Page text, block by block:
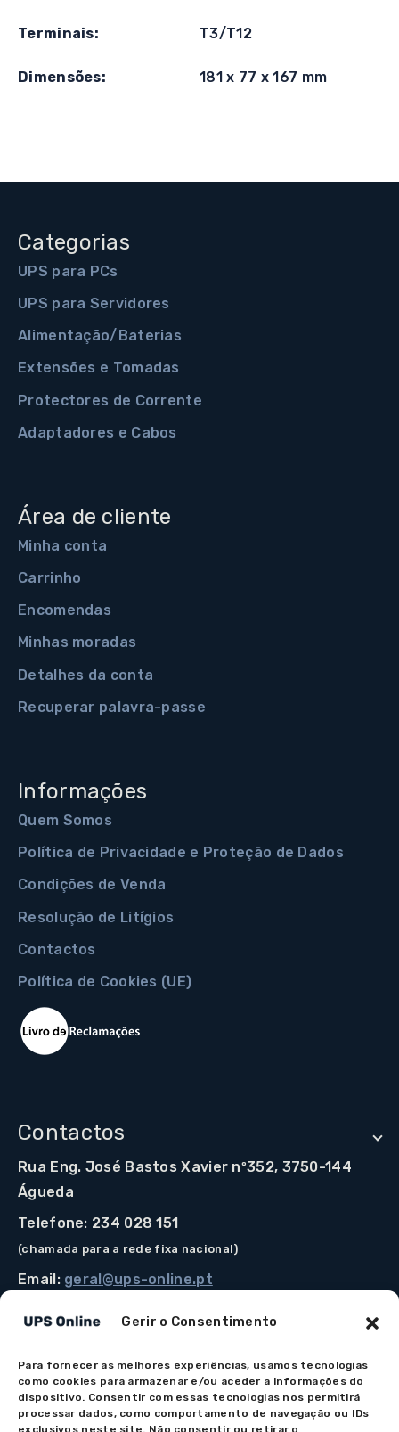
Gerir o Consentimento
Para fornecer as melhores experiências, usamos tecnologias
como cookies para armazenar e/ou aceder a informações do
dispositivo. Consentir com essas tecnologias nos permitirá
processar dados, como comportamento de navegação ou IDs
exclusivos neste site. Não consentir ou retirar o
Terminais: T3/T12
Dimensões: 181 x 77 x 167 mm
Categorias
UPS para PCs
UPS para Servidores
Alimentação/Baterias
Extensões e Tomadas
Protectores de Corrente
Adaptadores e Cabos
Área de cliente
Minha conta
Carrinho
Encomendas
Minhas moradas
Detalhes da conta
Recuperar palavra-passe
Informações
Quem Somos
Política de Privacidade e Proteção de Dados
Condições de Venda
Resolução de Litígios
Contactos
Política de Cookies (UE)
Contactos
Rua Eng. José Bastos Xavier nº352, 3750-144
Águeda
Telefone: 234 028 151
(chamada para a rede fixa nacional)
Email: geral@ups-online.pt
Os preços indicados incluem IVA à taxa legal em vigor.
Todos os artigos apresentados no site encontram-se
sujeitos à disponibilidade de stock após confirmação da